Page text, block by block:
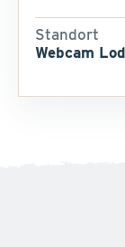
Standort
Webcam